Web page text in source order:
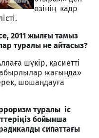
өзінің кадр
2011 жылғы тамыз
туралы не айтасыз?
шүкір, қасиетті
жағында»
шошаңдауға
туралы іс
бойынша
сипаттағы